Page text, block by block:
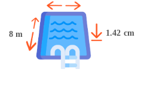
1.42 cm
8 m